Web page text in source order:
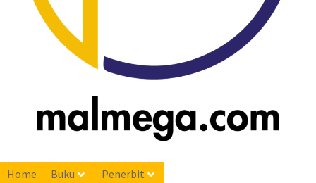
Home Buku Penerbit